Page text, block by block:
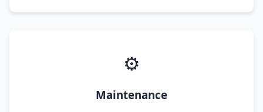
⚙️
Maintenance